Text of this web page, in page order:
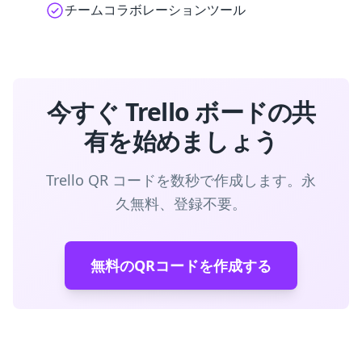
チームコラボレーションツール
今すぐ Trello ボードの共
有を始めましょう
Trello QR コードを数秒で作成します。永
久無料、登録不要。
無料のQRコードを作成する